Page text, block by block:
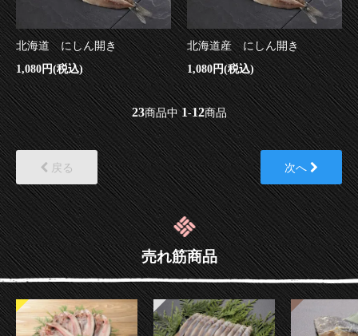
北海道 にしん開き
1,080円(税込)
北海道産 にしん開き
1,080円(税込)
23商品中1-12商品
戻る 次へ
売れ筋商品